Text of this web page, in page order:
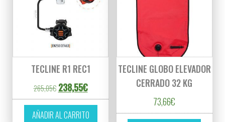
TECLINE R1 REC1
265,05€ El precio original era: 265,05€.
238,55€El precio actual es: 238,55€.
AÑADIR AL CARRITO
TECLINE GLOBO ELEVADOR
CERRADO 32 KG
73,66€